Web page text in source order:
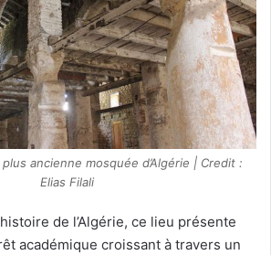
plus ancienne mosquée d’Algérie | Credit :
Elias Filali
de l’Algérie, ce lieu présente
académique croissant à travers un